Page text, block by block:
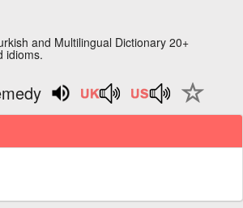
and Multilingual Dictionary 20+
idioms.